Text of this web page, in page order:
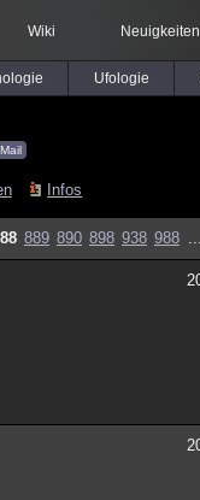
Wiki Neuigkeiten
Ufologie
Infos
889 890 898 938 988 ...